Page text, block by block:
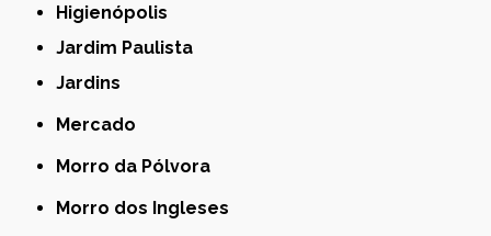
Higienópolis
Jardim Paulista
Jardins
Mercado
Morro da Pólvora
Morro dos Ingleses